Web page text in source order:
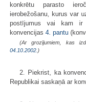
konkrētu parasto
ierobežošanu, kurus var
postījumus vai kam ir
konvencijas 4. pantu
(Ar grozījumiem, kas
04.10.2002. )
2. Piekrist, ka
Republikai saskaņā ar